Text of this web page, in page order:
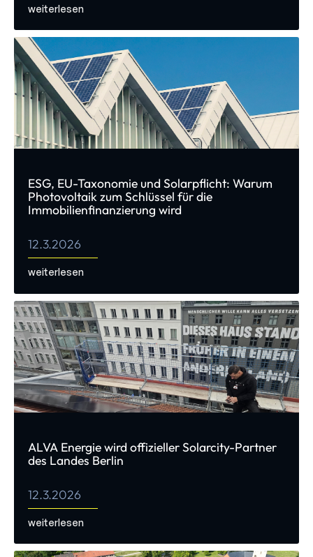
weiterlesen
ESG, EU-Taxonomie und Solarpflicht: Warum
Photovoltaik zum Schlüssel für die
Immobilienfinanzierung wird
12.3.2026
weiterlesen
ALVA Energie wird offizieller Solarcity-Partner
des Landes Berlin
12.3.2026
weiterlesen